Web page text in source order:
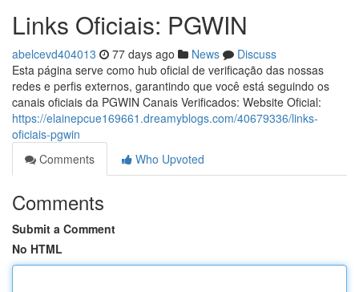
Links Oficiais: PGWIN
abelcevd404013 77 days ago News
Discuss
Esta página serve como hub oficial de verificação das nossas
redes e perfis externos, garantindo que você está seguindo os
canais oficiais da PGWIN Canais Verificados: Website Oficial:
https://elainepcue169661.dreamyblogs.com/40679336/links-
oficiais-pgwin
Comments
Who Upvoted
Comments
Submit a Comment
No HTML